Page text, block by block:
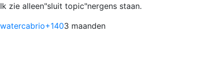
Ik zie alleen"sluit topic"nergens staan.
watercabrio+1403 maanden